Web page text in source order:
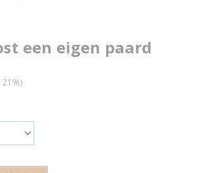
een eigen paard